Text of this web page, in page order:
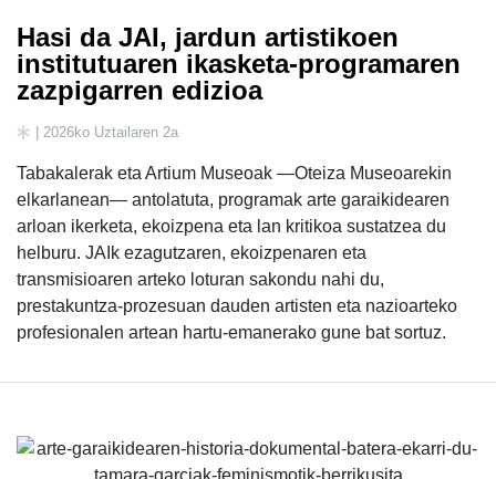
Hasi da JAI, jardun artistikoen
institutuaren ikasketa-programaren
zazpigarren edizioa
| 2026ko Uztailaren 2a
Tabakalerak eta Artium Museoak —Oteiza Museoarekin
elkarlanean— antolatuta, programak arte garaikidearen
arloan ikerketa, ekoizpena eta lan kritikoa sustatzea du
helburu. JAIk ezagutzaren, ekoizpenaren eta
transmisioaren arteko loturan sakondu nahi du,
prestakuntza-prozesuan dauden artisten eta nazioarteko
profesionalen artean hartu-emanerako gune bat sortuz.